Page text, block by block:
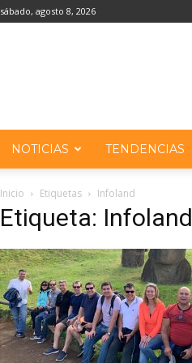
sábado, agosto 8, 2026
NOTICIAS TENDENCIAS
Inicio Etiquetas Infoland
Etiqueta: Infoland